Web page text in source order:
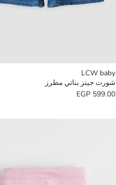
LCW baby
شورت جينز بناتي مطرز
599.00 EGP